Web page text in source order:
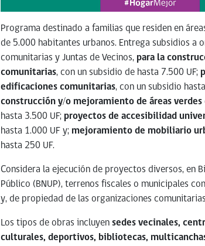
Programa destinado a familias que residen en
de 5.000 habitantes urbanos. Entrega subsidios a
comunitarias y Juntas de Vecinos, para la
comunitarias, con un subsidio de hasta 7.500 UF;
edificaciones comunitarias, con un subsidio
construcción y/o mejoramiento de áreas verdes
hasta 3.500 UF; proyectos de accesibilidad
hasta 1.000 UF y; mejoramiento de mobiliario
hasta 250 UF.
Considera la ejecución de proyectos diversos, en
Público (BNUP), terrenos fiscales o municipales
y, de propiedad de las organizaciones
Los tipos de obras incluyen sedes vecinales,
culturales, deportivos, bibliotecas,